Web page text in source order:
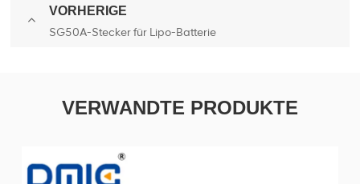
VORHERIGE
SG50A-Stecker für Lipo-Batterie
VERWANDTE PRODUKTE